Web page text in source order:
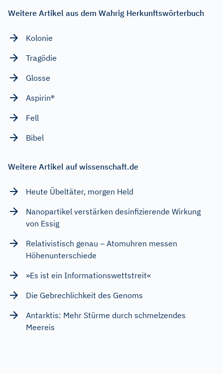
Weitere Artikel aus dem Wahrig Herkunftswörterbuch
Kolonie
Tragödie
Glosse
Aspirin®
Fell
Bibel
Weitere Artikel auf wissenschaft.de
Heute Übeltäter, morgen Held
Nanopartikel verstärken desinfizierende Wirkung
von Essig
Relativistisch genau – Atomuhren messen
Höhenunterschiede
»Es ist ein Informationswettstreit«
Die Gebrechlichkeit des Genoms
Antarktis: Mehr Stürme durch schmelzendes
Meereis